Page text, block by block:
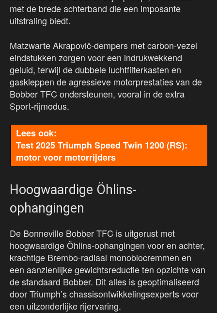
met de brede achterband die een imposante
uitstraling biedt.
Matzwarte Akrapovič-dempers met carbon-vezel
eindstukken zorgen voor een indrukwekkend
geluid, terwijl de dubbele luchtfilterkasten en
gaskleppen de agressieve motorprestaties van de
Bobber TFC ondersteunen, vooral in de extra
Sport-rijmodus.
Test 2025 Triumph Speed Twin 1200 (RS):
motor voor motorrijders
Hoogwaardige Öhlins-
ophangingen
De Bonneville Bobber TFC is uitgerust met
hoogwaardige Öhlins-ophangingen voor en achter,
krachtige Brembo-radiaal monoblocremmen en
een aanzienlijke gewichtsreductie ten opzichte van
de standaard Bobber. Dit alles is geoptimaliseerd
door Triumph’s chassisontwikkelingsexperts voor
een uitzonderlijke rijervaring.